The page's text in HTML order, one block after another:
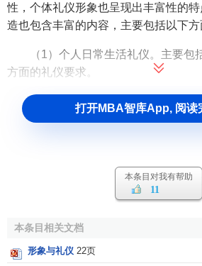
性，个体礼仪形象也呈现出丰富性的
造也包含丰富的内容，主要包括以下方
（1）个人日常生活礼仪。主要包
方面的礼仪要求。
（2）家庭礼仪。礼仪在家庭及亲友
家庭礼仪，它包括家庭称谓、问候、
。从家庭走向社会
仪行为向大社会的拓展。社交礼仪通
与接待的礼仪；交谈与交往的
（4）公务礼仪
打开MBA智库App, 阅读
本条目对我有帮助
11
本条目相关文档
形象与礼仪 22页